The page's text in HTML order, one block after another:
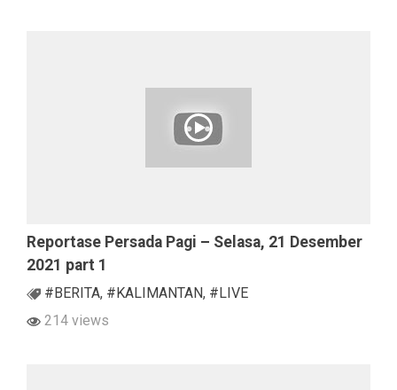
Reportase Persada Pagi – Selasa, 21 Desember
2021 part 1
#BERITA, #KALIMANTAN, #LIVE
214 views